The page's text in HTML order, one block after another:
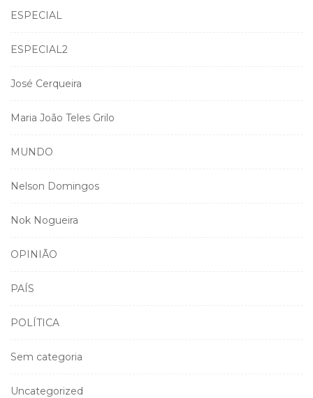
ESPECIAL
ESPECIAL2
José Cerqueira
Maria João Teles Grilo
MUNDO
Nelson Domingos
Nok Nogueira
OPINIÃO
PAÍS
POLÍTICA
Sem categoria
Uncategorized